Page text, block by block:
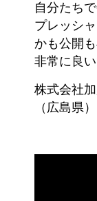
自分たち
プレッシ
かも公開
非常に良い
株式会社
（広島県）